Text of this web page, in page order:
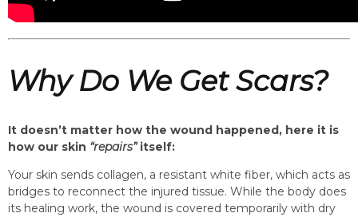
Why Do We Get Scars?
It doesn’t matter how the wound happened, here it is
how our skin “repairs”itself:
Your skin sends collagen, a resistant white fiber, which acts as
bridges to reconnect the injured tissue. While the body does
its healing work, the wound is covered temporarily with dry